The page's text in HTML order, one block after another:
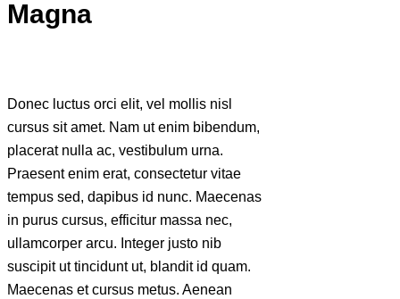
Magna
Donec luctus orci elit, vel mollis nisl
cursus sit amet. Nam ut enim bibendum,
placerat nulla ac, vestibulum urna.
Praesent enim erat, consectetur vitae
tempus sed, dapibus id nunc. Maecenas
in purus cursus, efficitur massa nec,
ullamcorper arcu. Integer justo nib
suscipit ut tincidunt ut, blandit id quam.
Maecenas et cursus metus. Aenean